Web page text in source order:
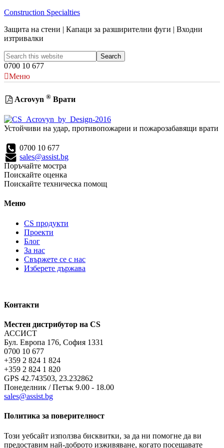
Construction Specialties
Защита на стени | Капаци за разширителни фуги | Входни
изтривалки
0700 10 677
Меню
Acrovyn ®Врати
Устойчиви на удар, противопожарни и пожарозабавящи врати
0700 10 677
sales@assist.bg
Поръчайте мостра
Поискайте оценка
Поискайте техническа помощ
Меню
CS продукти
Проекти
Блог
За нас
Свържете се с нас
Изберете държава
Контакти
Местен дистрибутор на CS
АССИСТ
Бул. Европа 176, София 1331
0700 10 677
+359 2 824 1 824
+359 2 824 1 820
GPS 42.743503, 23.232862
Понеделник / Петък 9.00 - 18.00
sales@assist.bg
Политика за поверителност
Този уебсайт използва бисквитки, за да ни помогне да ви
предоставим най-доброто изживяване, когато посещавате